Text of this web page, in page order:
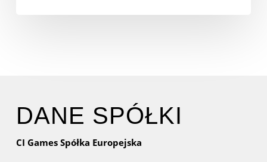
DANE SPÓŁKI
CI Games Spółka Europejska